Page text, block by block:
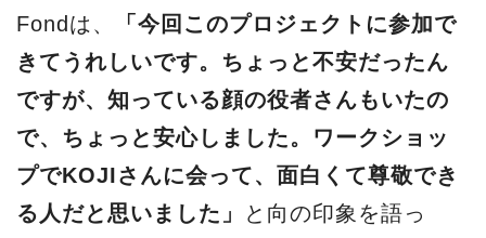
Fondは、
「今回このプロジェクトに参加で
きてうれしいです。ちょっと不安だったん
ですが、知っている顔の役者さんもいたの
で、ちょっと安心しました。ワークショッ
プでKOJIさんに会って、面白くて尊敬でき
る人だと思いました」
と向の印象を語っ